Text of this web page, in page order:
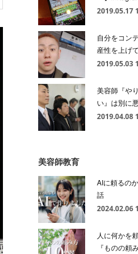
2019.05.17
自分をコン
産性を上げ
2019.05.03
美容師『や
い』は別に
2019.04.08
美容師教育
AIに頼るの
話
2024.02.06
人に何かを
『ものの頼